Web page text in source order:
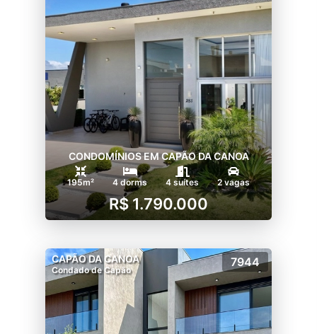
CONDOMÍNIOS EM CAPÃO DA CANOA
195m² 4 dorms 4 suítes 2 vagas
R$ 1.790.000
CAPÃO DA CANOA
Condado de Capão
7944